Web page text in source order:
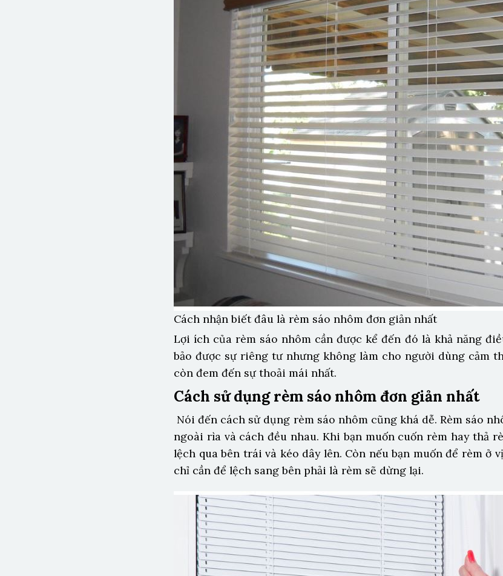
Cách nhận biết đâu là rèm sáo nhôm đơn giản nhất
Lợi ích của rèm sáo nhôm cần được kể đến đó là khả năng
bảo được sự riêng tư nhưng không làm cho người dùng cảm
còn đem đến sự thoải mái nhất.
Cách sử dụng rèm sáo nhôm đơn giản nhất
Nói đến cách sử dụng rèm sáo nhôm cũng khá dễ. Rèm sáo
ngoài rìa và cách đều nhau. Khi bạn muốn cuốn rèm hay thả
lệch qua bên trái và kéo dây lên. Còn nếu bạn muốn để rèm ở
chỉ cần để lệch sang bên phải là rèm sẽ dừng lại.